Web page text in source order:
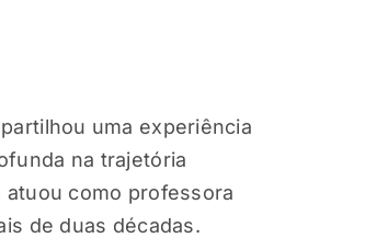
uma experiência
na trajetória
atuou como professora
de duas décadas.